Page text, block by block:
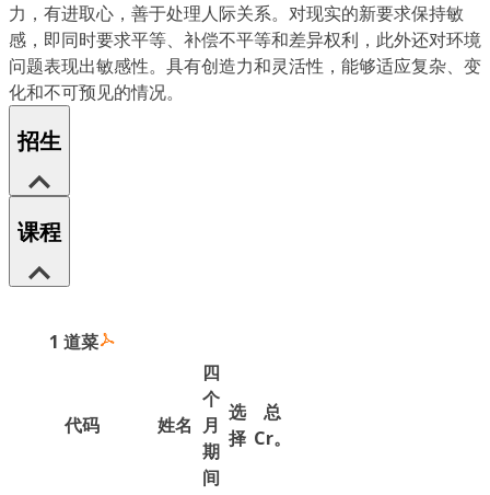
力，有进取心，善于处理人际关系。对现实的新要求保持敏
感，即同时要求平等、补偿不平等和差异权利，此外还对环境
问题表现出敏感性。具有创造力和灵活性，能够适应复杂、变
化和不可预见的情况。
招生
课程
1 道菜
代码 姓名
四
个
月
期
间
选
择
总
Cr。